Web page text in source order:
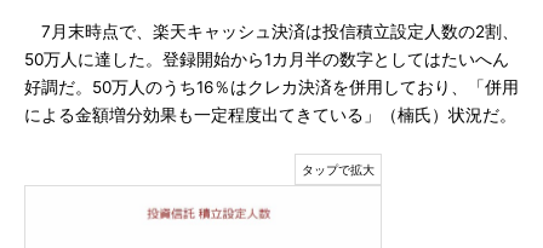
7月末時点で、楽天キャッシュ決済は投信積立設定人数の2割、
50万人に達した。登録開始から1カ月半の数字としてはたいへん
好調だ。50万人のうち16％はクレカ決済を併用しており、「併用
による金額増分効果も一定程度出てきている」（楠氏）状況だ。